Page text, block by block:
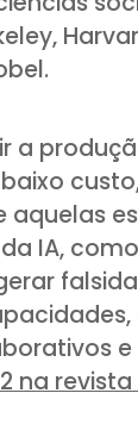
a
IA,
na